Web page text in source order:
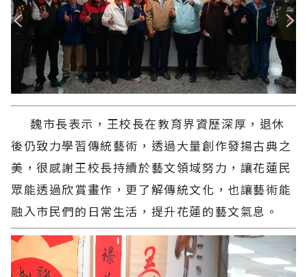
魏市長表示，王校長在教育界資歷深厚，退休
後仍致力學習傳統藝術，透過大量創作發揚古典之
美，很感謝王校長持續於藝文領域努力，讓花蓮民
眾能透過欣賞畫作，更了解傳統文化，也讓藝術能
融入市民們的日常生活，提升花蓮的藝文氣息。